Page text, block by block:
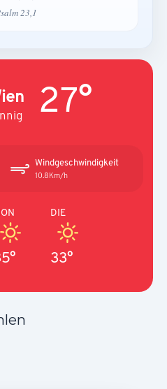
23,1
27°
Windgeschwindigkeit
10.8Km/h
DIE
33°